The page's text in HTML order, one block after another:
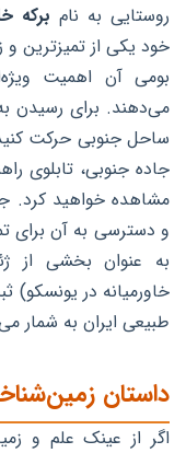
روستایی به نام برکه
خود یکی از تمیزترین و
بومی آن اهمیت
می‌دهند. برای رسیدن
جاده جنوبی، تابلوی
مشاهده خواهید کرد.
و دسترسی به آن برای
به عنوان بخشی از
خاورمیانه در یونسکو)
طبیعی ایران به شمار
داستان
اگر از عینک علم و